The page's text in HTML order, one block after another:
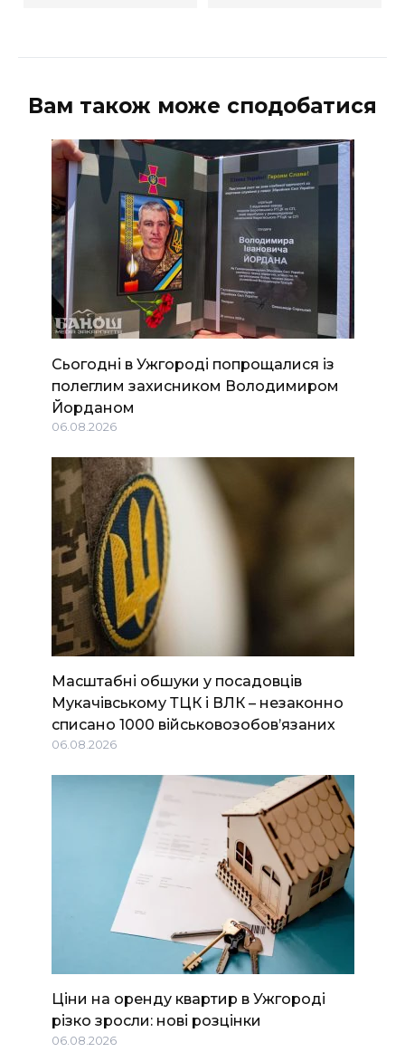
Вам також може сподобатися
Сьогодні в Ужгороді попрощалися із
полеглим захисником Володимиром
Йорданом
06.08.2026
Масштабні обшуки у посадовців
Мукачівському ТЦК і ВЛК – незаконно
списано 1000 військовозобов’язаних
06.08.2026
Ціни на оренду квартир в Ужгороді
різко зросли: нові розцінки
06.08.2026